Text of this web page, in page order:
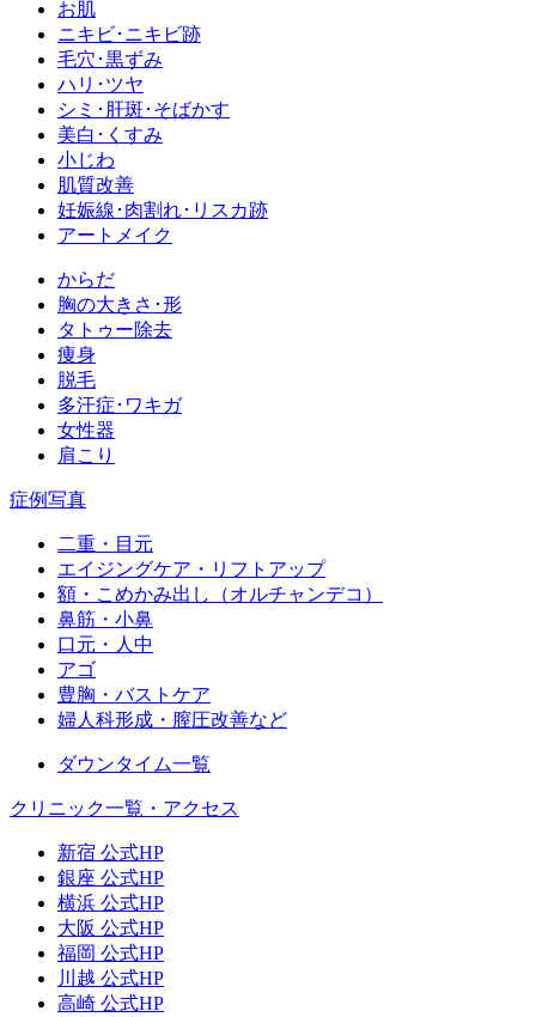
お肌
ニキビ･ニキビ跡
毛穴･黒ずみ
ハリ･ツヤ
シミ･肝斑･そばかす
美白･くすみ
小じわ
肌質改善
妊娠線･肉割れ･リスカ跡
アートメイク
からだ
胸の大きさ･形
タトゥー除去
痩身
脱毛
多汗症･ワキガ
女性器
肩こり
症例写真
二重・目元
エイジングケア・リフトアップ
額・こめかみ出し（オルチャンデコ）
鼻筋・小鼻
口元・人中
アゴ
豊胸・バストケア
婦人科形成・膣圧改善など
ダウンタイム一覧
クリニック一覧・アクセス
新宿 公式HP
銀座 公式HP
横浜 公式HP
大阪 公式HP
福岡 公式HP
川越 公式HP
高崎 公式HP